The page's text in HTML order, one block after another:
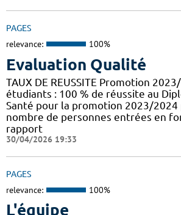
PAGES
relevance: 100%
Evaluation Qualité
TAUX DE REUSSITE Promotion
étudiants : 100 % de réussite au
Santé pour la promotion 2023/2024
nombre de personnes entrées en
rapport
30/04/2026 19:33
PAGES
relevance: 100%
L'équipe